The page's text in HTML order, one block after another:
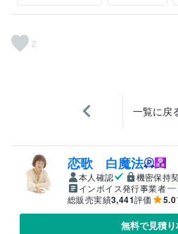
2
一覧に戻
恋歌 白魔法
本人確認
機密保持
インボイス発行事業者
総販売実績3,441評価 5.0
無料で見積